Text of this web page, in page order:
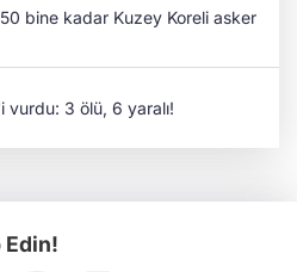
50 bine kadar Kuzey Koreli asker
vurdu: 3 ölü, 6 yaralı!
Edin!